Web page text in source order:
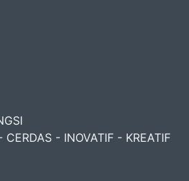
- INOVATIF - KREATIF